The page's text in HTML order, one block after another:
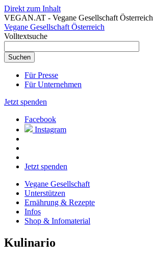
Direkt zum Inhalt
VEGAN.AT - Vegane Gesellschaft Österreich
Vegane Gesellschaft Österreich
Volltextsuche
Für Presse
Für Unternehmen
Jetzt spenden
Facebook
Instagram
Jetzt spenden
Vegane Gesellschaft
Unterstützen
Ernährung & Rezepte
Infos
Shop & Infomaterial
Kulinario